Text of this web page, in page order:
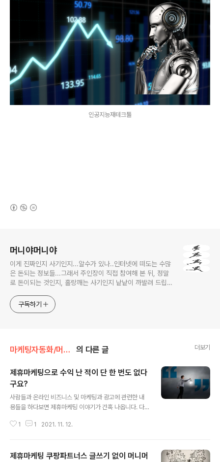
인공지능재테크툴
머니야머니야
이게 진짜인지 사기인지...알수가 있나..인터넷에 떠도는 수많
은 돈되는 정보들...그래서 주인장이 직접 참여해 본 뒤, 정말
로 돈이되는 것인지, 홀랑깨는 사기인지 낱낱이 까발려 드립니
야~구독하기
마케팅자동화/머니머신 의 다른 글 더보기
제휴마케팅으로 수익 난 적이 단 한 번도 없다
구요?
사람들과 온라인 비즈니스 및 마케팅과 광고에 관련한 내
용들을 하다보면 제휴마케팅 이야기가 간혹 나옵니다. 다
요없이 대화하기가 수훨한데 그런와중에서도 "난 제휴마케
케팅으로 수익 난 적이 단 한 번도 없다구요? 바보아님?"
1 1 2021. 11. 12.
제휴마케팅 쿠팡파트너스 글쓰기 없이 머니머